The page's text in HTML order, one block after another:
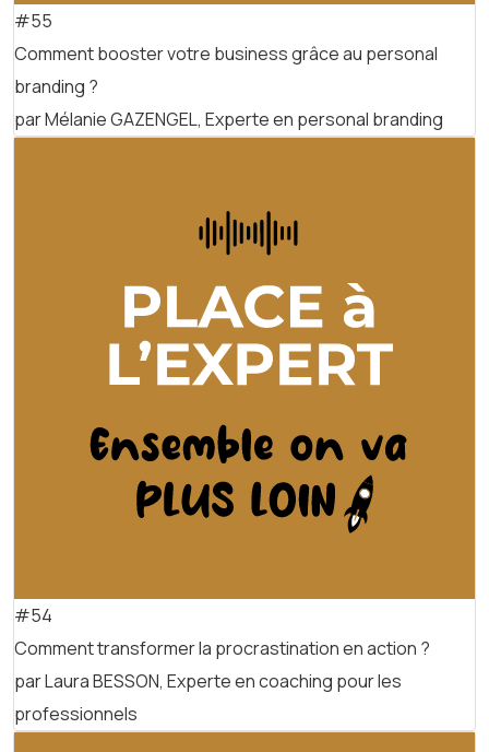
#55
Comment booster votre business grâce au personal
branding ?
par Mélanie GAZENGEL, Experte en personal branding
#54
Comment transformer la procrastination en action ?
par Laura BESSON, Experte en coaching pour les
professionnels